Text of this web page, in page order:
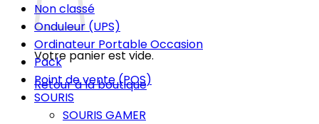
Votre panier est vide.
Retour à la boutique
Non classé
Onduleur (UPS)
Ordinateur Portable Occasion
Pack
Point de vente (POS)
SOURIS
SOURIS GAMER